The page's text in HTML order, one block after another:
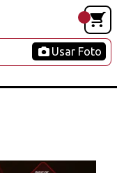
Usar Foto